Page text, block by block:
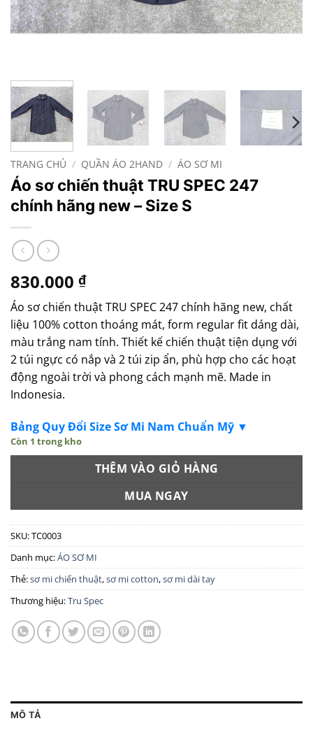
TRANG CHỦ / QUẦN ÁO 2HAND / ÁO SƠ MI
Áo sơ chiến thuật TRU SPEC 247
chính hãng new – Size S
830.000 ₫
Áo sơ chiến thuật TRU SPEC 247 chính hãng new, chất
liệu 100% cotton thoáng mát, form regular fit dáng dài,
màu trắng nam tính. Thiết kế chiến thuật tiện dụng với
2 túi ngực có nắp và 2 túi zip ẩn, phù hợp cho các hoạt
động ngoài trời và phong cách mạnh mẽ. Made in
Indonesia.
Bảng Quy Đổi Size Sơ Mi Nam Chuẩn Mỹ ▼
Còn 1 trong kho
THÊM VÀO GIỎ HÀNG
MUA NGAY
SKU:TC0003
Danh mục:ÁO SƠ MI
Thẻ:sơ mi chiến thuật,sơ mi cotton,sơ mi dài tay
Thương hiệu:Tru Spec
MÔ TẢ